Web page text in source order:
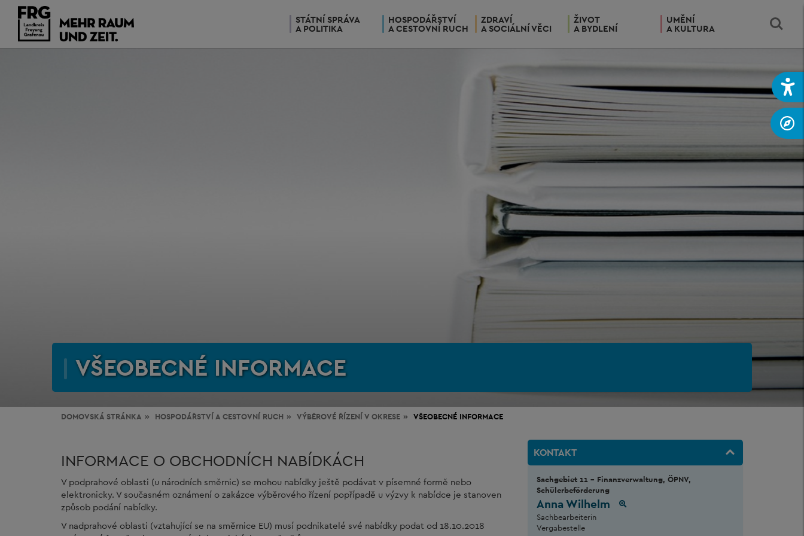
STÁTNÍ SPRÁVA
A POLITIKA
HOSPODÁŘSTVÍ
A CESTOVNÍ RUCH
ZDRAVÍ
A SOCIÁLNÍ VĚCI
ŽIVOT
A BYDLENÍ
UMĚNÍ
A KULTURA
VŠEOBECNÉ INFORMACE
DOMOVSKÁ STRÁNKA HOSPODÁŘSTVÍA CESTOVNÍ RUCH VÝBĚROVÉ ŘÍZENÍ V OKRESE VŠEOBECNÉ INFORMACE
INFORMACE O OBCHODNÍCH NABÍDKÁCH
V podprahové oblasti (u národních směrnic) se mohou nabídky ještě podávat v písemné formě nebo
elektronicky. V současném oznámení o zakázce výběrového řízení popřípadě u výzvy k nabídce je stanoven
způsob podání nabídky.
V nadprahové oblasti (vztahující se na směrnice EU) musí podnikatelé své nabídky podat od 18.10.2018
KONTAKT
Sachgebiet 11 - Finanzverwaltung, ÖPNV,
Schülerbeförderung
Anna Wilhelm
Sachbearbeiterin
Vergabestelle